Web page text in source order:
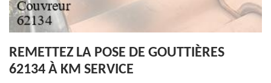
REMETTEZ LA POSE DE GOUTTIÈRES
62134 À KM SERVICE